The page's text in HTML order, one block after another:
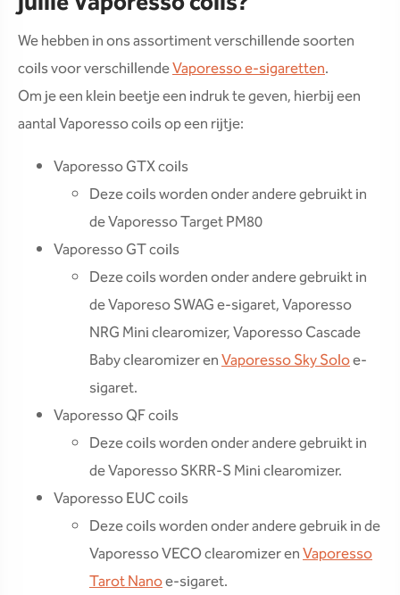
We hebben in ons assortiment verschillende soorten
coils voor verschillendeVaporesso e-sigaretten.
Om je een klein beetje een indruk te geven, hierbij een
aantal Vaporesso coils op een rijtje:
Vaporesso GTX coils
Deze coils worden onder andere gebruikt in
de Vaporesso Target PM80
Vaporesso GT coils
Deze coils worden onder andere gebruikt in
de Vaporeso SWAG e-sigaret, Vaporesso
NRG Mini clearomizer, Vaporesso Cascade
Baby clearomizer enVaporesso Sky Soloe-
sigaret.
Vaporesso QF coils
Deze coils worden onder andere gebruikt in
de Vaporesso SKRR-S Mini clearomizer.
Vaporesso EUC coils
Deze coils worden onder andere gebruik in de
Vaporesso VECO clearomizer enVaporesso
Tarot Nanoe-sigaret.